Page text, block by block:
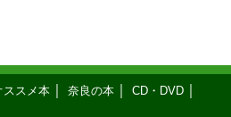
ススメ本 奈良の本 CD・DVD